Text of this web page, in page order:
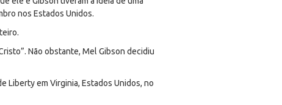
nos Estados Unidos.
Não obstante, Mel Gibson decidiu
Liberty em Virginia, Estados Unidos, no